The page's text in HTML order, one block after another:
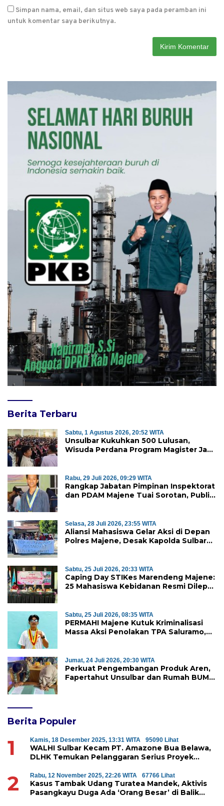
Simpan nama, email, dan situs web saya pada peramban ini
untuk komentar saya berikutnya.
Berita Terbaru
Sabtu, 1 Agustus 2026, 20:52 WITA
Unsulbar Kukuhkan 500 Lulusan,
Wisuda Perdana Program Magister Jadi
Rabu, 29 Juli 2026, 09:29 WITA
Rangkap Jabatan Pimpinan Inspektorat
dan PDAM Majene Tuai Sorotan, Publik
Selasa, 28 Juli 2026, 23:55 WITA
Aliansi Mahasiswa Gelar Aksi di Depan
Polres Majene, Desak Kapolda Sulbar
Sabtu, 25 Juli 2026, 20:33 WITA
Caping Day STIKes Marendeng Majene:
25 Mahasiswa Kebidanan Resmi Dilepas
Sabtu, 25 Juli 2026, 08:35 WITA
PERMAHI Majene Kutuk Kriminalisasi
Massa Aksi Penolakan TPA Saluramo,
Jumat, 24 Juli 2026, 20:30 WITA
Perkuat Pengembangan Produk Aren,
Fapertahut Unsulbar dan Rumah BUMN
Berita Populer
1 Kamis, 18 Desember 2025, 13:31 WITA 95090 Lihat
WALHI Sulbar Kecam PT. Amazone Bua Belawa,
DLHK Temukan Pelanggaran Serius Proyek
2 Rabu, 12 November 2025, 22:26 WITA 67766 Lihat
Kasus Tambak Udang Turatea Mandek, Aktivis
Pasangkayu Duga Ada ‘Orang Besar’ di Balik